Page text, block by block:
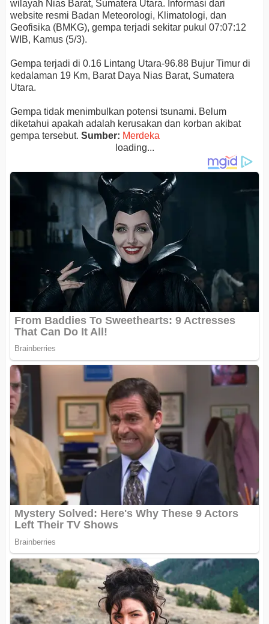
wilayah Nias Barat, Sumatera Utara. Informasi dari
website resmi Badan Meteorologi, Klimatologi, dan
Geofisika (BMKG), gempa terjadi sekitar pukul 07:07:12
WIB, Kamus (5/3).
Gempa terjadi di 0.16 Lintang Utara-96.88 Bujur Timur di
kedalaman 19 Km, Barat Daya Nias Barat, Sumatera
Utara.
Gempa tidak menimbulkan potensi tsunami. Belum
diketahui apakah adalah kerusakan dan korban akibat
gempa tersebut. Sumber: Merdeka
loading...